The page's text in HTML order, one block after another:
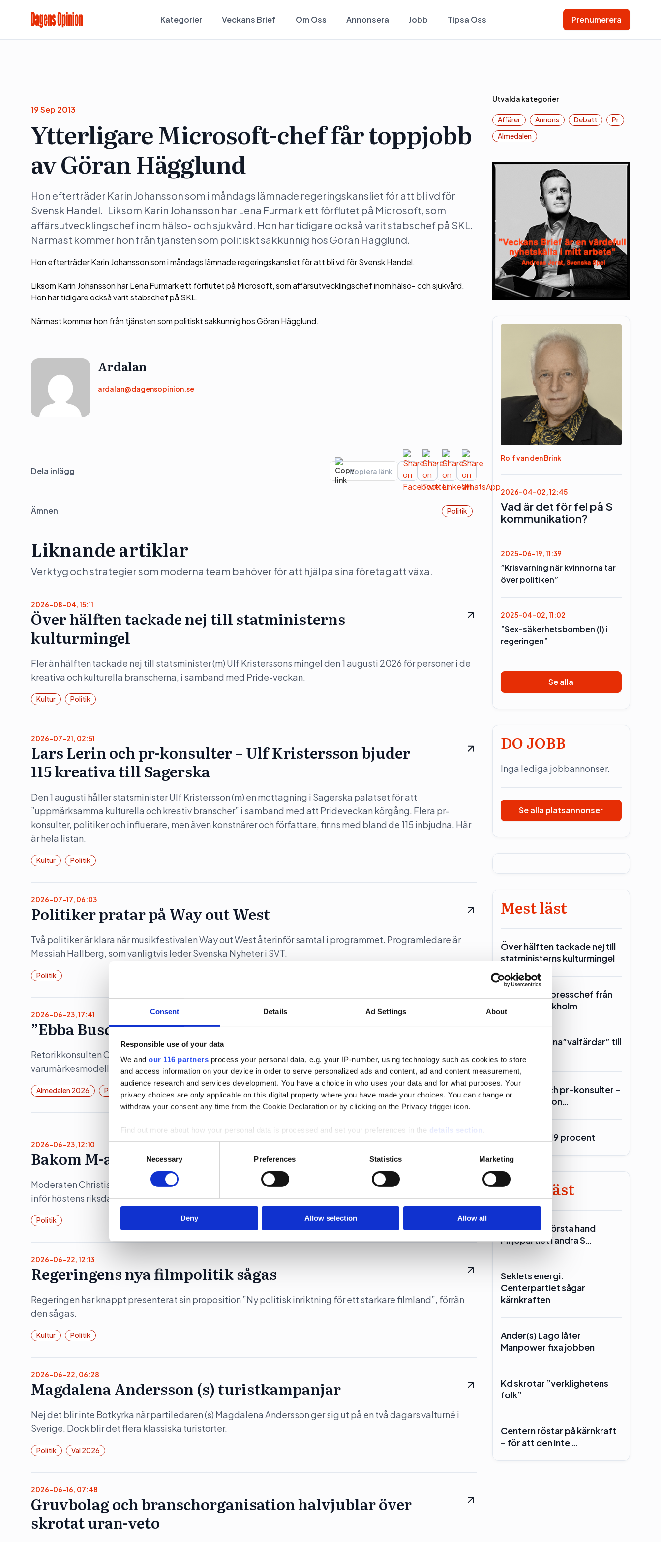
Consent Details Ad Settings About
Responsible use of your data
We and our 116 partners process your personal data, e.g. your IP-number, using technology such as cookies to store
and access information on your device in order to serve personalized ads and content, ad and content measurement,
audience research and services development. You have a choice in who uses your data and for what purposes. Your
privacy choices are only applicable on this digital property where you have made your choices. You can change or
withdraw your consent any time from the Cookie Declaration or by clicking on the Privacy trigger icon.
Find out more about how your personal data is processed and set your preferences in the details section
information about your use of our site with our social media, advertising and analytics partners who may combine it with
other information that you’ve provided to them or that they’ve collected from your use of their services.
Selection
Necessary Preferences Statistics Marketing
Deny Allow selection Allow all
Kategorier Veckans Brief Om Oss Annonsera Jobb Tipsa Oss Prenumerera
19 Sep 2013
Ytterligare Microsoft-chef får toppjobb
av Göran Hägglund
Hon efterträder Karin Johansson som i måndags lämnade regeringskansliet för att bli vd för
Svensk Handel. Liksom Karin Johansson har Lena Furmark ett förflutet på Microsoft, som
affärsutvecklingschef inom hälso- och sjukvård. Hon har tidigare också varit stabschef på SKL.
Närmast kommer hon från tjänsten som politiskt sakkunnig hos Göran Hägglund.
Hon efterträder Karin Johansson som i måndags lämnade regeringskansliet för att bli vd för Svensk Handel.
Liksom Karin Johansson har Lena Furmark ett förflutet på Microsoft, som affärsutvecklingschef inom hälso- och sjukvård.
Hon har tidigare också varit stabschef på SKL.
Närmast kommer hon från tjänsten som politiskt sakkunnig hos Göran Hägglund.
Ardalan
ardalan@dagensopinion.se
Dela inlägg Kopiera länk
Ämnen Politik
Liknande artiklar
Verktyg och strategier som moderna team behöver för att hjälpa sina företag att växa.
2026-08-04, 15:11
Över hälften tackade nej till statministerns
kulturmingel
Fler än hälften tackade nej till statsminister (m) Ulf Kristerssons mingel den 1 augusti 2026 för personer i de
kreativa och kulturella branscherna, i samband med Pride-veckan.
Kultur Politik
2026-07-21, 02:51
Lars Lerin och pr-konsulter – Ulf Kristersson bjuder
115 kreativa till Sagerska
Den 1 augusti håller statsminister Ulf Kristersson (m) en mottagning i Sagerska palatset för att
”uppmärksamma kulturella och kreativ branscher” i samband med att Prideveckan körgång. Flera pr-
konsulter, politiker och influerare, men även konstnärer och författare, finns med bland de 115 inbjudna. Här
är hela listan.
Kultur Politik
2026-07-17, 06:03
Politiker pratar på Way out West
Två politiker är klara när musikfestivalen Way out West återinför samtal i programmet. Programledare är
Messiah Hallberg, som vanligtvis leder Svenska Nyheter i SVT.
Politik
2026-06-23, 17:41
”Ebba Buschs Sverigedröm kräver hårdare auktoritet”
Retorikkonsulten Camilla Eriksson analyserar partiledartalen i Almedalen via sin proprietära
varumärkesmodell Field of Meaning. Först ut är KD-ledaren Ebba Busch tal.
Almedalen 2026 Politik
2026-06-23, 12:10
Bakom M-avhoppet i Karlstad
Moderaten Christian Holm lämnar sina politiska uppdrag i Karlstad kommun och drar tillbaka sin kandidatur
inför höstens riksdagsval. Flera källor pekar ut anledningen.
Politik
2026-06-22, 12:13
Regeringens nya filmpolitik sågas
Regeringen har knappt presenterat sin proposition ”Ny politisk inriktning för ett starkare filmland”, förrän
den sågas.
Kultur Politik
2026-06-22, 06:28
Magdalena Andersson (s) turistkampanjar
Nej det blir inte Botkyrka när partiledaren (s) Magdalena Andersson ger sig ut på en två dagars valturné i
Sverige. Dock blir det flera klassiska turistorter.
Politik Val 2026
2026-06-16, 07:48
Gruvbolag och branschorganisation halvjublar över
skrotat uran-veto
Utvalda kategorier
Affärer Annons Debatt
Pr
Almedalen
Rolf van den Brink
2026-04-02, 12:45
Vad är det för fel på S
kommunikation?
2025-06-19, 11:39
”Krisvarning när kvinnorna tar
över politiken”
2025-04-02, 11:02
”Sex-säkerhetsbomben (l) i
regeringen”
Se alla
DO JOBB
Inga lediga jobbannonser.
Se alla platsannonser
Mest läst
Över hälften tackade nej till
statministerns kulturmingel
SKR hämtar presschef från
Region Stockholm
Toppolitikerna”valfärdar” till
Lars Lerin och pr-konsulter –
Ulf Kristersson…
Burson upp 19 procent
Minst läst
Reinfeldt: I första hand
Miljöpartiet i andra S…
Seklets energi:
Centerpartiet sågar
kärnkraften
Ander(s) Lago låter
Manpower fixa jobben
Kd skrotar ”verklighetens
folk”
Centern röstar på kärnkraft
– för att den inte …